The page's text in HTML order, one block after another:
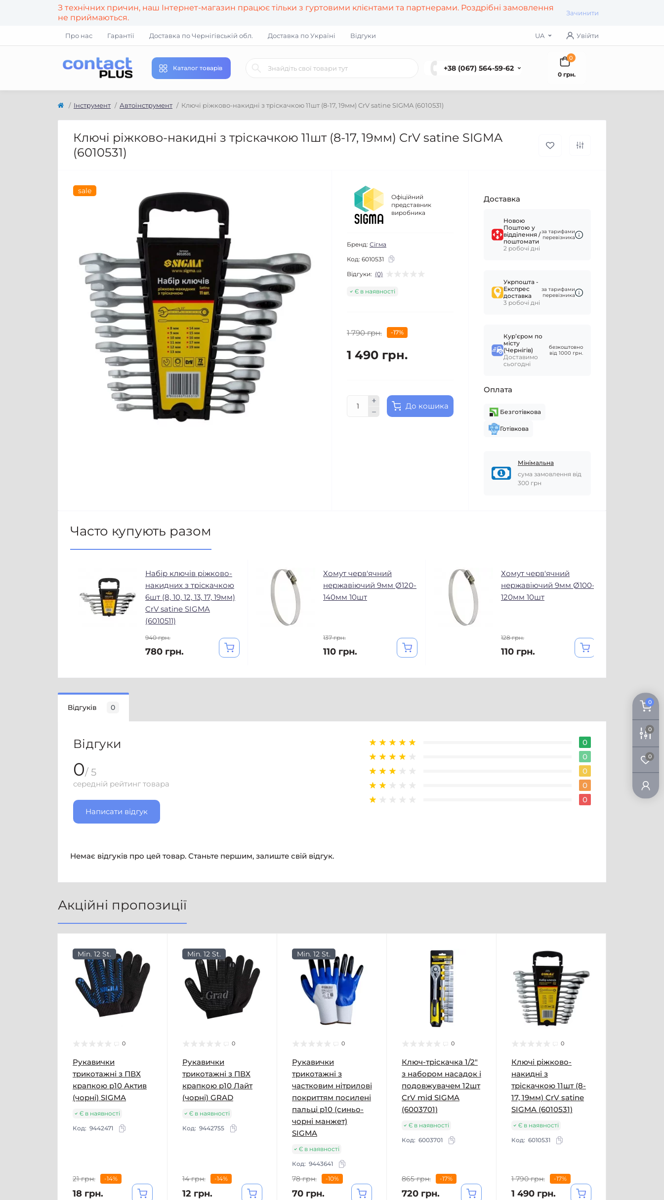
0
0
0
З технічних причин, наш Інтернет-магазин працює тільки з гуртовими клієнтами та партнерами. Роздрібні замовлення
не приймаються.
Зачинити
Про нас Гарантії Доставка по Чернігівській обл. Доставка по Україні Відгуки UA Увійти
Каталог товарів +38 (067) 564-59-62
0
0 грн.
Інструмент Автоінструмент Ключі ріжково-накидні з тріскачкою 11шт (8-17, 19мм) CrV satine SIGMA (6010531)
Ключі ріжково-накидні з тріскачкою 11шт (8-17, 19мм) CrV satine SIGMA
(6010531)
sale
Офіційний
представник
виробника
Бренд: Сігма
Код: 6010531
Відгуки: (0)
Є в наявності
1 790 грн. -17%
1 490 грн.
До кошика
Доставка
Новою
Поштою у
відділення /
поштомати
2 робочі дні
за тарифами
перевізника
Укрпошта -
Експрес
доставка
3 робочі дні
за тарифами
перевізника
Курʼєром по
місту
(Чернігів)
Доставимо
сьогодні
безкоштовно
від 1000 грн.
Оплата
Безготівкова
Готівкова
Мінімальна
сума замовлення від
300 грн
Часто купують разом
Набір ключів ріжково-
накидних з тріскачкою
6шт (8, 10, 12, 13, 17, 19мм)
CrV satine SIGMA
(6010511)
940 грн.
780 грн.
Хомут черв'ячний
нержавіючий 9мм Ø120-
140мм 10шт
137 грн.
110 грн.
Хомут черв'ячний
нержавіючий 9мм Ø100-
120мм 10шт
128 грн.
110 грн.
Відгуків 0
Відгуки
0/ 5
середній рейтинг товара
Написати відгук
0
0
0
0
0
Немає відгуків про цей товар. Станьте першим, залиште свій відгук.
Акційні пропозиції
Min. 12 St.
0
Рукавички
трикотажні з ПВХ
крапкою р10 Актив
(чорні) SIGMA
Є в наявності
Код: 9442471
21 грн. -14%
18 грн.
Min. 12 St.
0
Рукавички
трикотажні з ПВХ
крапкою р10 Лайт
(чорні) GRAD
Є в наявності
Код: 9442755
14 грн. -14%
12 грн.
Min. 12 St.
0
Рукавички
трикотажні з
частковим нітрилові
покриттям посилені
пальці р10 (синьо-
чорні манжет)
SIGMA
Є в наявності
Код: 9443641
78 грн. -10%
70 грн.
0
Ключ-тріскачка 1/2"
з набором насадок і
подовжувачем 12шт
CrV mid SIGMA
(6003701)
Є в наявності
Код: 6003701
865 грн. -17%
720 грн.
0
Ключі ріжково-
накидні з
тріскачкою 11шт (8-
17, 19мм) CrV satine
SIGMA (6010531)
Є в наявності
Код: 6010531
1 790 грн. -17%
1 490 грн.